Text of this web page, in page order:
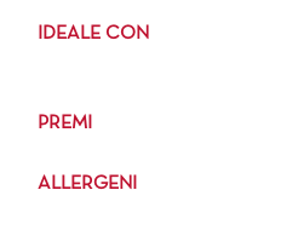
IDEALE CON
PREMI
ALLERGENI